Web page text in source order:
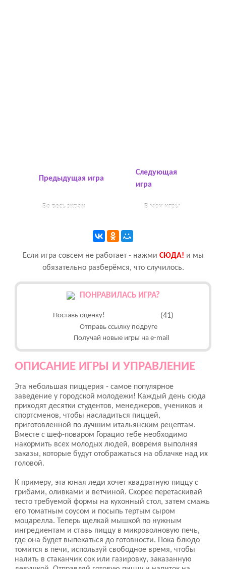
Предыдущая игра
Во весь экран В мои игры
Следующая
игра
Если игра совсем не работает - нажми CЮДА! и мы
обязательно разберёмся, что случилось.
ПОНРАВИЛАСЬ ИГРА?
Поставь оценку! (41)
Отправь ссылку подруге
Получай новые игры на e-mail
ОПИСАНИЕ ИГРЫ И УПРАВЛЕНИЕ
Эта небольшая пиццерия - самое популярное
заведение у городской молодежи! Каждый день сюда
приходят десятки студентов, менеджеров, учеников и
спортсменов, чтобы насладиться пиццей,
приготовленной по лучшим итальянским рецептам.
Вместе с шеф-поваром Горацио тебе необходимо
накормить всех молодых людей, вовремя выполняя
заказы, которые будут отображаться на облачке над их
головой.
К примеру, эта юная леди хочет квадратную пиццу с
грибами, оливками и ветчиной. Скорее перетаскивай
тесто требуемой формы на кухонный стол, затем смажь
его томатным соусом и посыпь тертым сыром
моцарелла. Теперь щелкай мышкой по нужным
ингредиентам и ставь пиццу в микроволновую печь,
где она будет выпекаться до готовности. Пока блюдо
томится в печи, используй свободное время, чтобы
налить в стаканчик сок или газировку, заказанную